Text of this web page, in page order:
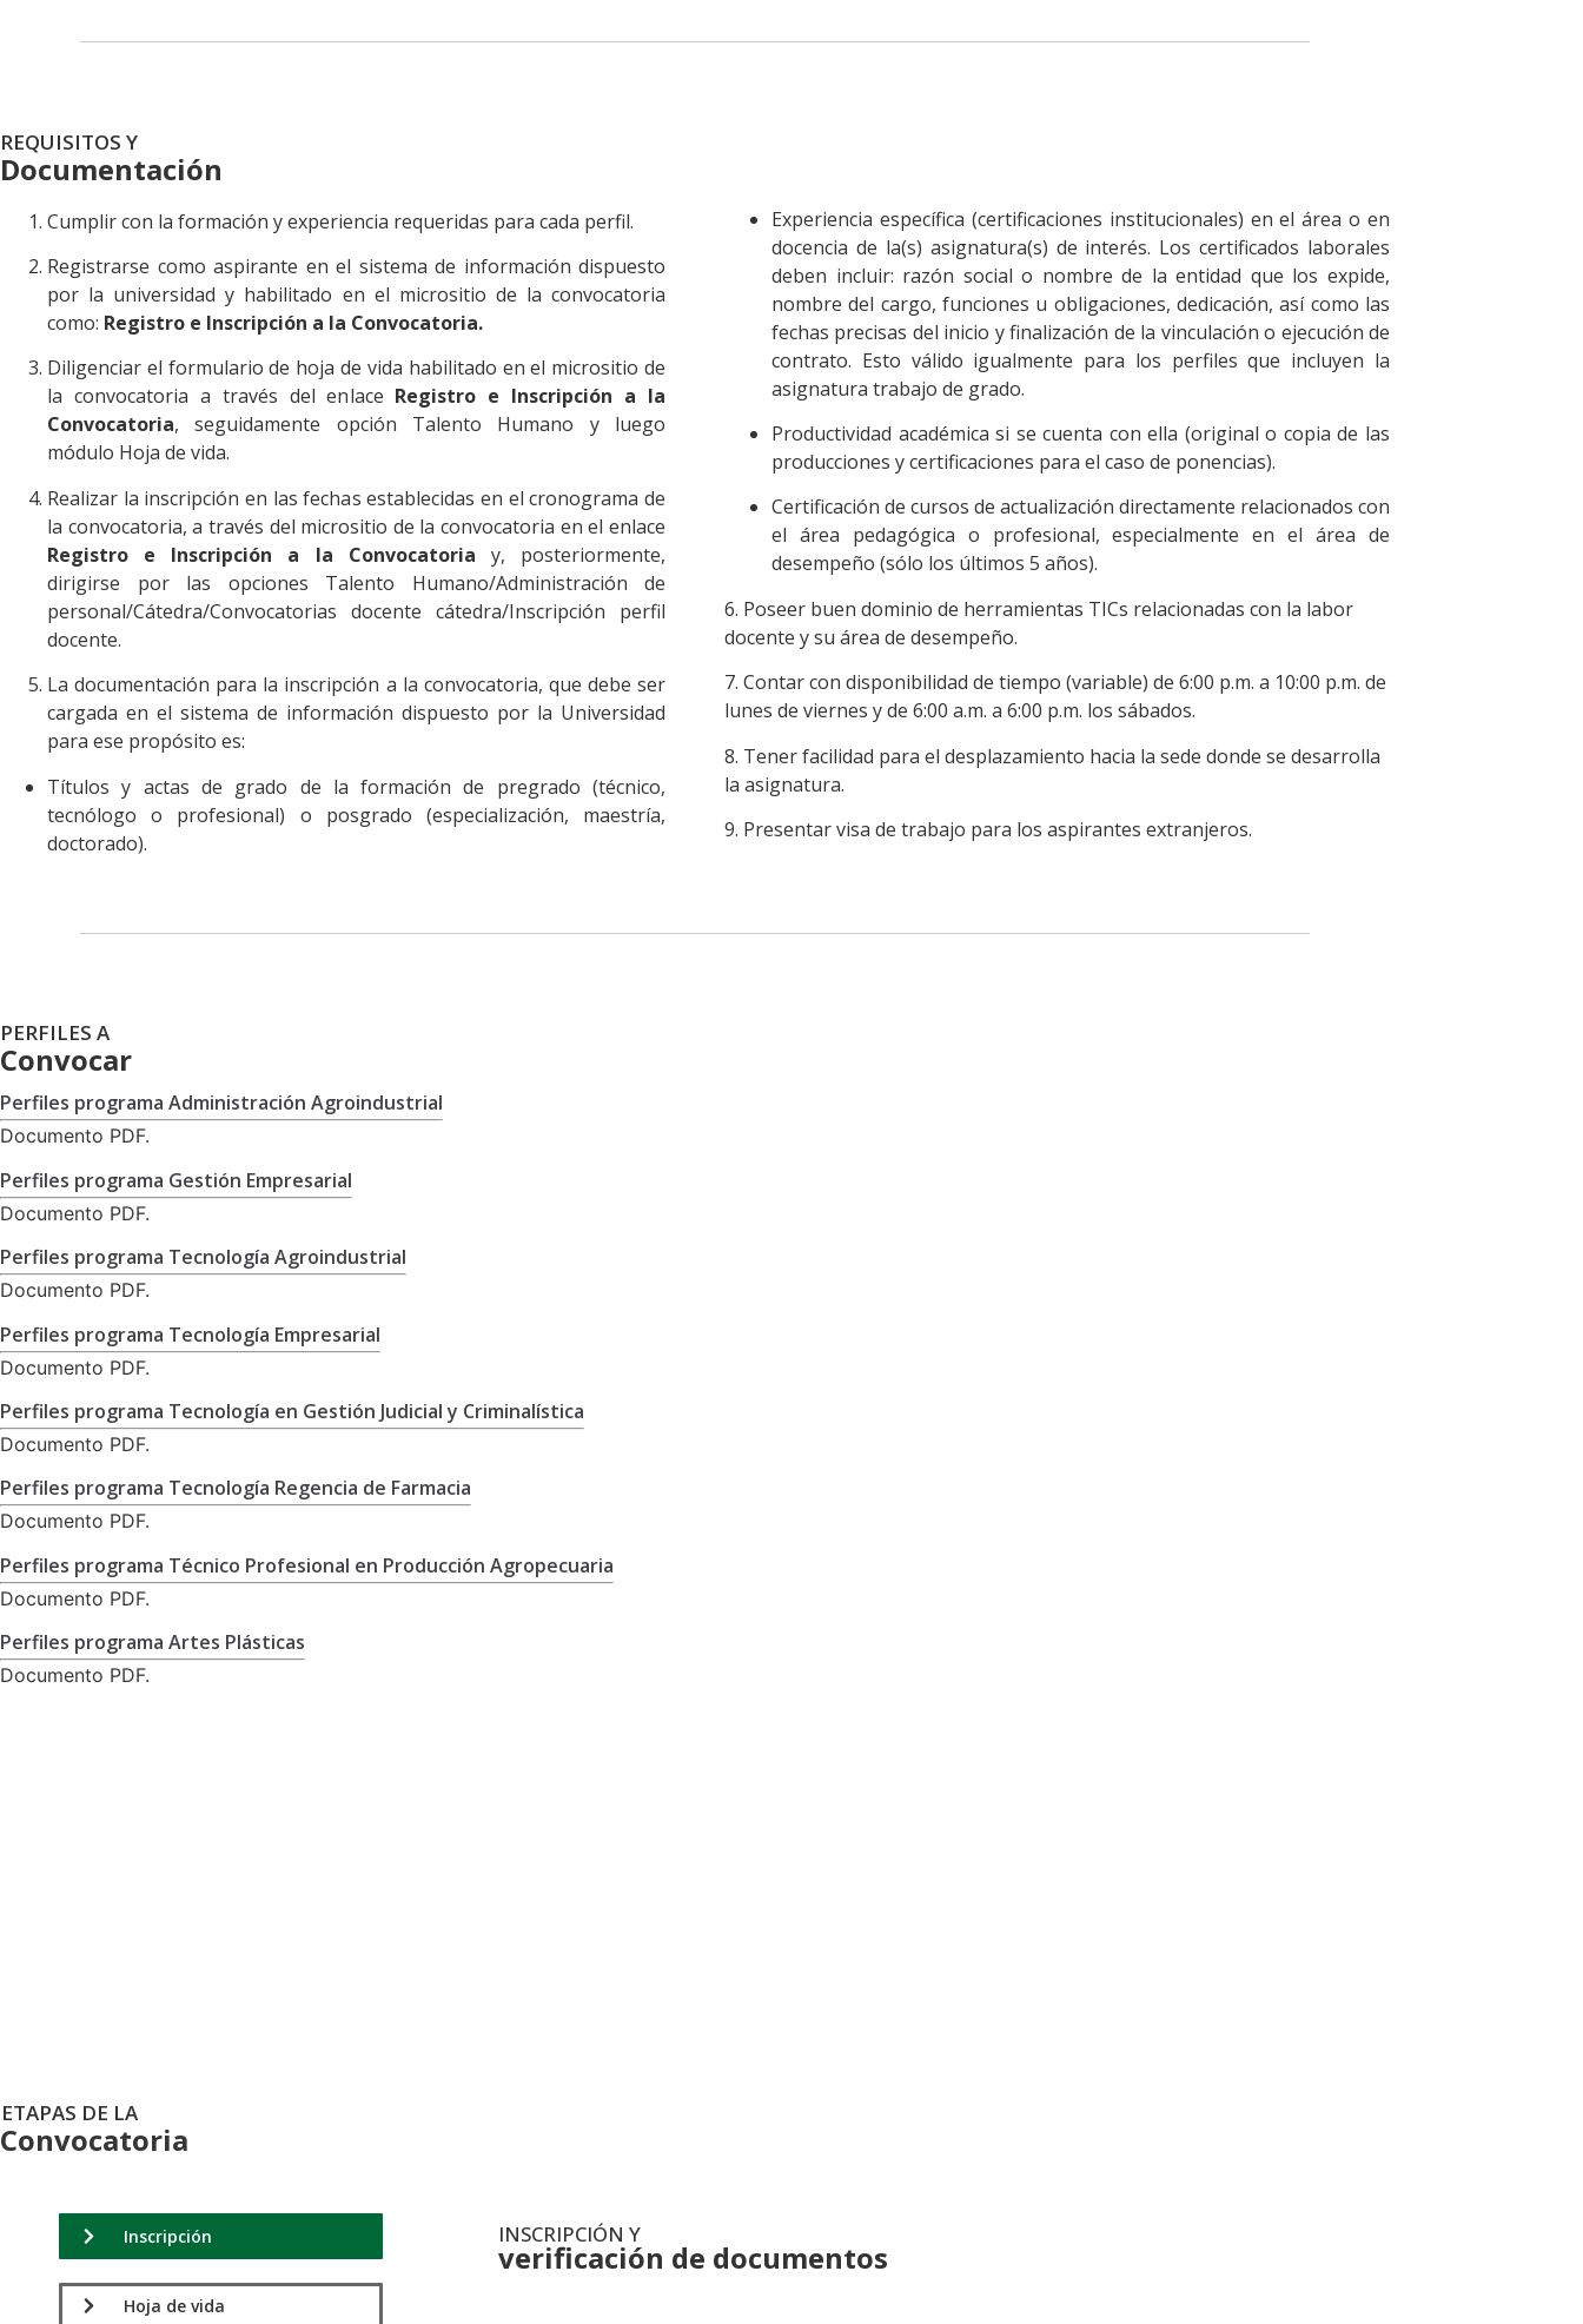
REQUISITOS Y
Documentación
Cumplir con la formación y experiencia requeridas para cada perfil.
Registrarse como aspirante en el sistema de información dispuesto
por la universidad y habilitado en el micrositio de la convocatoria
como: Registro e Inscripción a la Convocatoria.
Diligenciar el formulario de hoja de vida habilitado en el micrositio de
la convocatoria a través del enlace Registro e Inscripción a la
Convocatoria, seguidamente opción Talento Humano y luego
módulo Hoja de vida.
Realizar la inscripción en las fechas establecidas en el cronograma de
la convocatoria, a través del micrositio de la convocatoria en el enlace
Registro e Inscripción a la Convocatoria y, posteriormente,
dirigirse por las opciones Talento Humano/Administración de
personal/Cátedra/Convocatorias docente cátedra/Inscripción perfil
docente.
La documentación para la inscripción a la convocatoria, que debe ser
cargada en el sistema de información dispuesto por la Universidad
para ese propósito es:
Títulos y actas de grado de la formación de pregrado (técnico,
tecnólogo o profesional) o posgrado (especialización, maestría,
doctorado).
Experiencia específica (certificaciones institucionales) en el área o en
docencia de la(s) asignatura(s) de interés. Los certificados laborales
deben incluir: razón social o nombre de la entidad que los expide,
nombre del cargo, funciones u obligaciones, dedicación, así como las
fechas precisas del inicio y finalización de la vinculación o ejecución de
contrato. Esto válido igualmente para los perfiles que incluyen la
asignatura trabajo de grado.
Productividad académica si se cuenta con ella (original o copia de las
producciones y certificaciones para el caso de ponencias).
Certificación de cursos de actualización directamente relacionados con
el área pedagógica o profesional, especialmente en el área de
desempeño (sólo los últimos 5 años).
6. Poseer buen dominio de herramientas TICs relacionadas con la labor
docente y su área de desempeño.
7. Contar con disponibilidad de tiempo (variable) de 6:00 p.m. a 10:00 p.m. de
lunes de viernes y de 6:00 a.m. a 6:00 p.m. los sábados.
8. Tener facilidad para el desplazamiento hacia la sede donde se desarrolla
la asignatura.
9. Presentar visa de trabajo para los aspirantes extranjeros.
PERFILES A
Convocar
Perfiles programa Administración Agroindustrial
Documento PDF.
Perfiles programa Gestión Empresarial
Documento PDF.
Perfiles programa Tecnología Agroindustrial
Documento PDF.
Perfiles programa Tecnología Empresarial
Documento PDF.
Perfiles programa Tecnología en Gestión Judicial y Criminalística
Documento PDF.
Perfiles programa Tecnología Regencia de Farmacia
Documento PDF.
Perfiles programa Técnico Profesional en Producción Agropecuaria
Documento PDF.
Perfiles programa Artes Plásticas
Documento PDF.
ETAPAS DE LA
Convocatoria
Inscripción
Hoja de vida
INSCRIPCIÓN Y
verificación de documentos